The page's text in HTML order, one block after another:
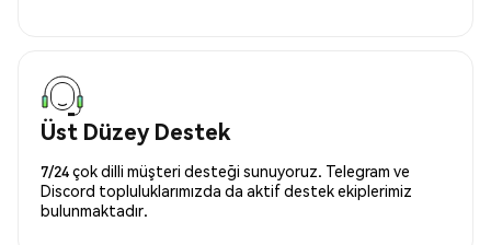
Üst Düzey Destek
7/24 çok dilli müşteri desteği sunuyoruz. Telegram ve
Discord topluluklarımızda da aktif destek ekiplerimiz
bulunmaktadır.